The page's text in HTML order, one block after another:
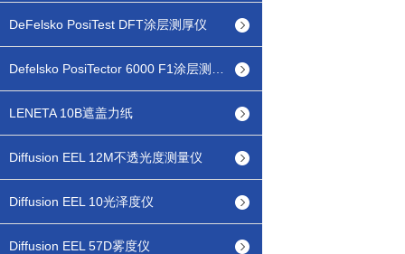
DeFelsko PosiTest DFT涂层测厚仪
LENETA 10B遮盖力纸
Diffusion EEL 12M不透光度测量仪
Diffusion EEL 10光泽度仪
Diffusion EEL 57D雾度仪